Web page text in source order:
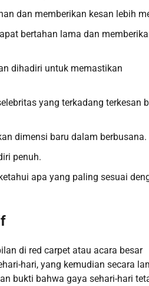
dan memberikan kesan lebih
bertahan lama dan
dihadiri untuk memastikan
yang terkadang terkesan
dimensi baru dalam berbusana.
penuh.
apa yang paling sesuai
di red carpet atau acara besar
hari, yang kemudian secara
bukti bahwa gaya sehari-hari